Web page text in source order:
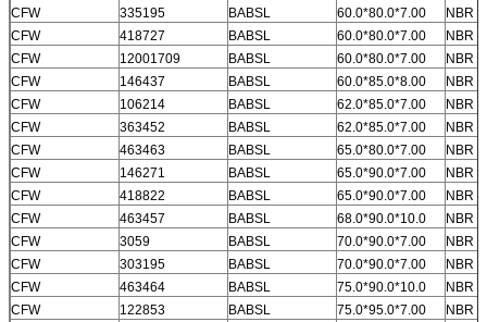
CFW
335195 BABSL 60.0*80.0*7.00
NBR
CFW
418727 BABSL 60.0*80.0*7.00
NBR
CFW
12001709 BABSL 60.0*80.0*7.00
NBR
CFW
146437 BABSL 60.0*85.0*8.00
NBR
CFW
106214 BABSL 62.0*85.0*7.00
NBR
CFW
363452 BABSL 62.0*85.0*7.00
NBR
CFW
463463 BABSL 65.0*80.0*7.00
NBR
CFW
146271 BABSL 65.0*90.0*7.00
NBR
CFW
418822 BABSL 65.0*90.0*7.00
NBR
CFW
463457 BABSL 68.0*90.0*10.0
NBR
CFW
3059 BABSL 70.0*90.0*7.00
NBR
CFW
303195 BABSL 70.0*90.0*7.00
NBR
CFW
463464 BABSL 75.0*90.0*10.0
NBR
CFW
122853 BABSL 75.0*95.0*7.00
NBR